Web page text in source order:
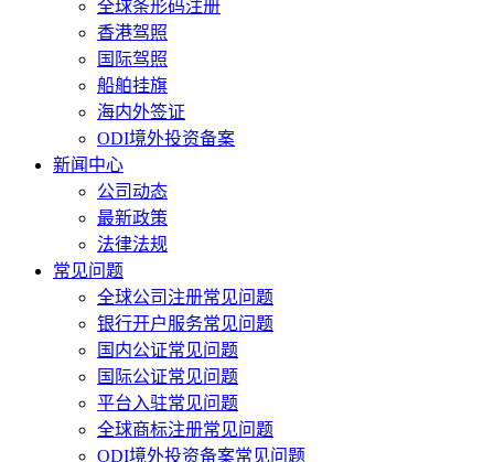
全球条形码注册
香港驾照
国际驾照
船舶挂旗
海内外签证
ODI境外投资备案
新闻中心
公司动态
最新政策
法律法规
常见问题
全球公司注册常见问题
银行开户服务常见问题
国内公证常见问题
国际公证常见问题
平台入驻常见问题
全球商标注册常见问题
ODI境外投资备案常见问题